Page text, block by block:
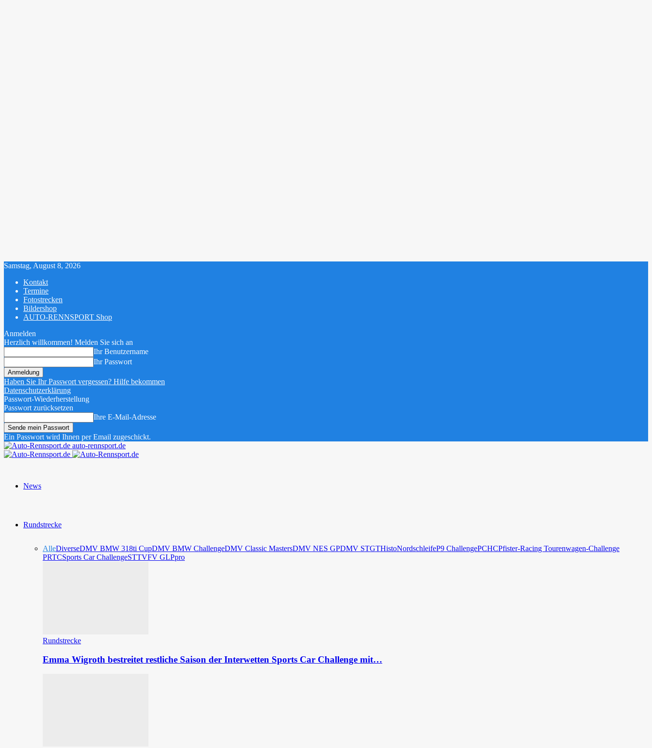
Samstag, August 8, 2026
Kontakt
Termine
Fotostrecken
Bildershop
AUTO-RENNSPORT Shop
Anmelden
Herzlich willkommen! Melden Sie sich an
Ihr Benutzername
Ihr Passwort
Haben Sie Ihr Passwort vergessen? Hilfe bekommen
Datenschutzerklärung
Passwort-Wiederherstellung
Passwort zurücksetzen
Ihre E-Mail-Adresse
Ein Passwort wird Ihnen per Email zugeschickt.
auto-rennsport.de
News
Rundstrecke
AlleDiverseDMV BMW 318ti CupDMV BMW ChallengeDMV Classic MastersDMV NES GPDMV STGTHistoNordschleifeP9 ChallengePCHCPfister-Racing Tourenwagen-Challenge
PRTCSports Car ChallengeSTTVFV GLPpro
Rundstrecke
Emma Wigroth bestreitet restliche Saison der Interwetten Sports Car Challenge mit…